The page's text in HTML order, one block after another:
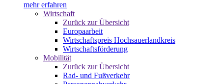
mehr erfahren
Wirtschaft
Zurück zur Übersicht
Europaarbeit
Wirtschaftspreis Hochsauerlandkreis
Wirtschaftsförderung
Mobilität
Zurück zur Übersicht
Rad- und Fußverkehr